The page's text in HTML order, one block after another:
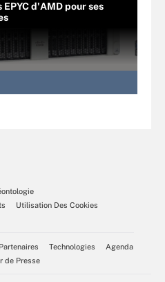
d'AMD pour ses
Utilisation Des Cookies
Partenaires Technologies
Agenda
de Presse